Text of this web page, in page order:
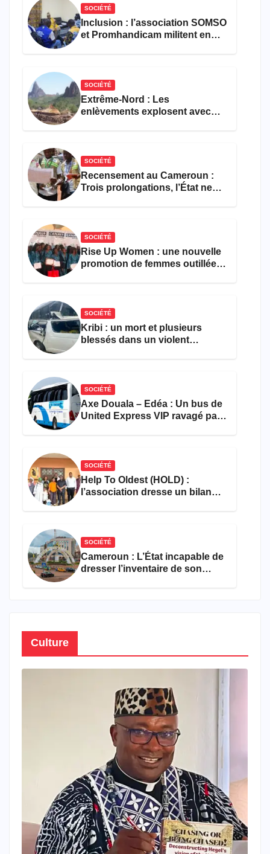
SOCIÉTÉ
Inclusion : l’association SOMSO
et Promhandicam militent en
SOCIÉTÉ
Extrême-Nord : Les
enlèvements explosent avec
SOCIÉTÉ
Recensement au Cameroun :
Trois prolongations, l’État ne
SOCIÉTÉ
Rise Up Women : une nouvelle
promotion de femmes outillées
SOCIÉTÉ
Kribi : un mort et plusieurs
blessés dans un violent
SOCIÉTÉ
Axe Douala – Edéa : Un bus de
United Express VIP ravagé par
SOCIÉTÉ
Help To Oldest (HOLD) :
l’association dresse un bilan
SOCIÉTÉ
Cameroun : L’État incapable de
dresser l’inventaire de son
Culture